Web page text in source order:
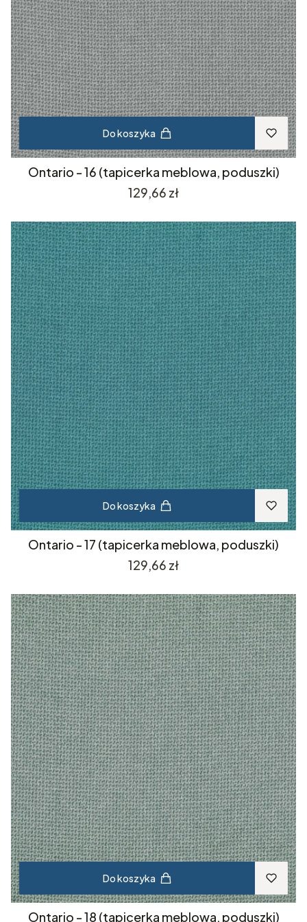
Do koszyka
Ontario - 16 (tapicerka meblowa, poduszki)
Cena
129,66 zł
Do koszyka
Ontario - 17 (tapicerka meblowa, poduszki)
Cena
129,66 zł
Do koszyka
Ontario - 18 (tapicerka meblowa, poduszki)